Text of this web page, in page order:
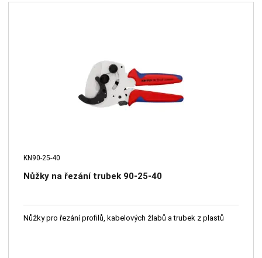
KN90-25-40
Nůžky na řezání trubek 90-25-40
Nůžky pro řezání profilů, kabelových žlabů a trubek z plastů